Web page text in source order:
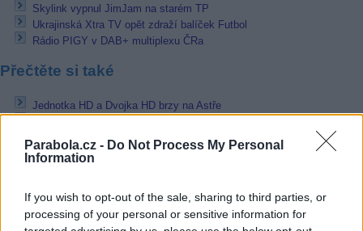
Parabola.cz - Do Not Process My Personal
Information
If you wish to opt-out of the sale, sharing to third parties, or
processing of your personal or sensitive information for
Skylink vypnul JimJam na starém TP
Ukrajinská Xtra TV opět zdraží balíček Futbol
Rádio PIGY v DAB+ multiplexu ČRa
Přečtěte si také
Jednotka HD a Dvojka HD brzy na Astře
Samanyolu Haber HD testuje FTA na 42E
Reklama
Pracovní nabídky